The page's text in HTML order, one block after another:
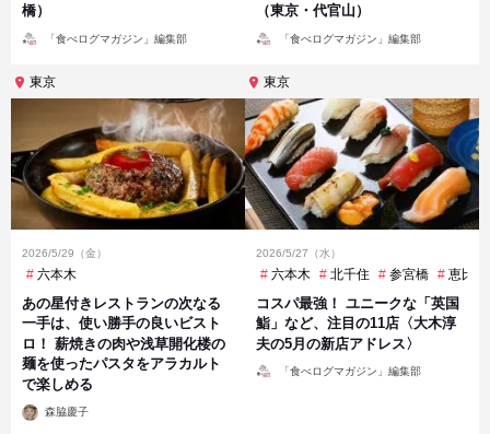
橋）
「食べログマガジン」編集部
（東京・代官山）
「食べログマガジン」編集部
東京
2026/5/29（金）
六本木
あの星付きレストランの次なる
一手は、使い勝手の良いビスト
ロ！ 薪焼きの肉や浅草開化楼の
麺を使ったパスタをアラカルト
で楽しめる
投
稿
森脇慶子
東京
2026/5/27（水）
六本木 北千住 参宮橋 恵比寿
コスパ最強！ ユニークな「英国
鮨」など、注目の11店〈大木淳
夫の5月の新店アドレス〉
「食べログマガジン」編集部